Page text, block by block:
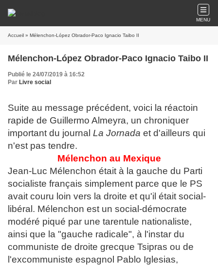
MENU
Accueil » Mélenchon-López Obrador-Paco Ignacio Taibo II
Mélenchon-López Obrador-Paco Ignacio Taibo II
Publié le 24/07/2019 à 16:52
Par Livre social
Suite au message précédent, voici la réactoin
rapide de Guillermo Almeyra, un chroniquer
important du journal La Jornada et d'ailleurs qui
n'est pas tendre.
Mélenchon au Mexique
Jean-Luc Mélenchon était à la gauche du Parti
socialiste français simplement parce que le PS
avait couru loin vers la droite et qu'il était social-
libéral. Mélenchon est un social-démocrate
modéré piqué par une tarentule nationaliste,
ainsi que la "gauche radicale", à l'instar du
communiste de droite grecque Tsipras ou de
l'excommuniste espagnol Pablo Iglesias,